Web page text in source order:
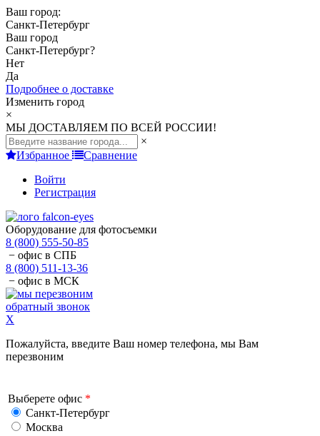
Ваш город:
Санкт-Петербург
Ваш город
Санкт-Петербург?
Нет
Да
Подробнее о доставке
Изменить город
×
МЫ ДОСТАВЛЯЕМ ПО ВСЕЙ РОССИИ!
×
Избранное
Сравнение
Войти
Регистрация
Оборудование для фотосъемки
8 (800) 555-50-85
− офис в СПБ
8 (800) 511-13-36
− офис в МСК
обратный звонок
X
Пожалуйста, введите Ваш номер телефона, мы Вам
перезвоним
Выберете офис *
Санкт-Петербург
Москва